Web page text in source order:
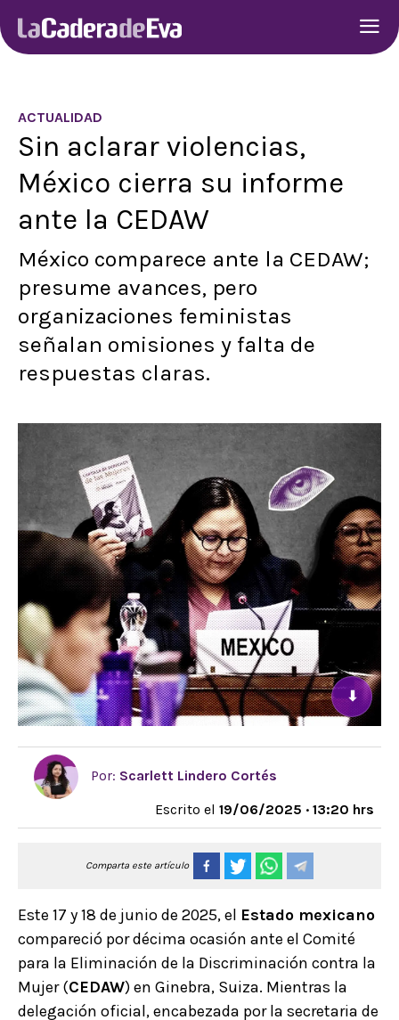
ACTUALIDAD
Sin aclarar violencias,
México cierra su informe
ante la CEDAW
México comparece ante la CEDAW;
presume avances, pero
organizaciones feministas
señalan omisiones y falta de
respuestas claras.
⬇
Por: Scarlett Lindero Cortés
Escrito el 19/06/2025 · 13:20 hrs
Comparta este artículo
Este 17 y 18 de junio de 2025, el Estado mexicano
compareció por décima ocasión ante el Comité
para la Eliminación de la Discriminación contra la
Mujer (CEDAW) en Ginebra, Suiza. Mientras la
delegación oficial, encabezada por la secretaria de